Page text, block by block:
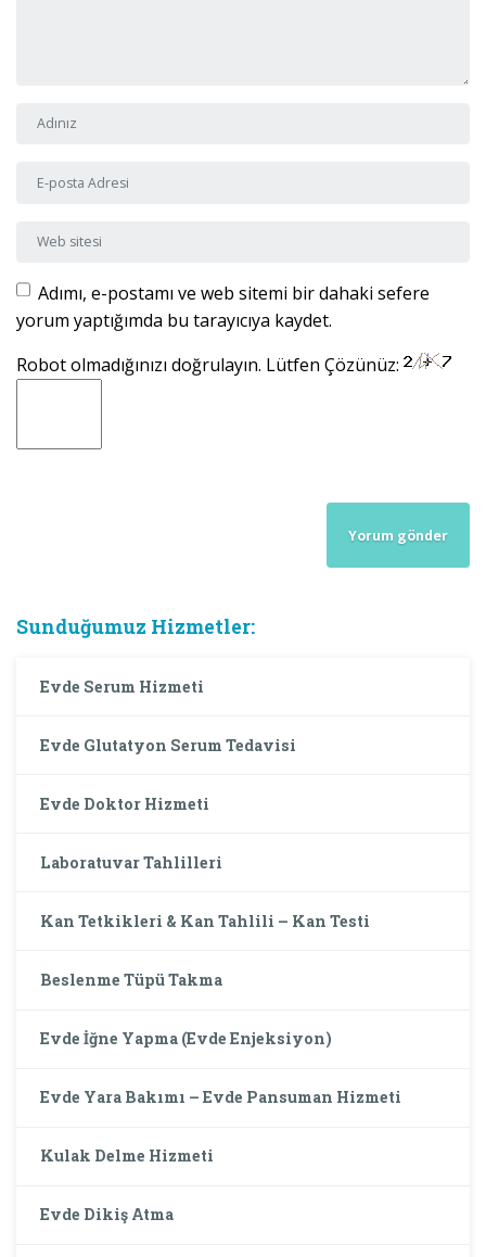
Adı ve Soyadı
E-posta Adresi
Web sitesi
Adımı, e-postamı ve web sitemi bir dahaki sefere
yorum yaptığımda bu tarayıcıya kaydet.
Robot olmadığınızı doğrulayın. Lütfen Çözünüz:
Sunduğumuz Hizmetler:
Evde Serum Hizmeti
Evde Glutatyon Serum Tedavisi
Evde Doktor Hizmeti
Laboratuvar Tahlilleri
Kan Tetkikleri & Kan Tahlili – Kan Testi
Beslenme Tüpü Takma
Evde İğne Yapma (Evde Enjeksiyon)
Evde Yara Bakımı – Evde Pansuman Hizmeti
Kulak Delme Hizmeti
Evde Dikiş Atma